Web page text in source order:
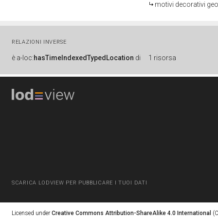
motivi decorativi
RELAZIONI INVERSE
è a-loc:hasTimeIndexedTypedLocation di 1 risorsa
SCARICA LODVIEW PER PUBBLICARE I TUOI DATI
Licensed under Creative Commons Attribution-ShareAlike 4.0 International